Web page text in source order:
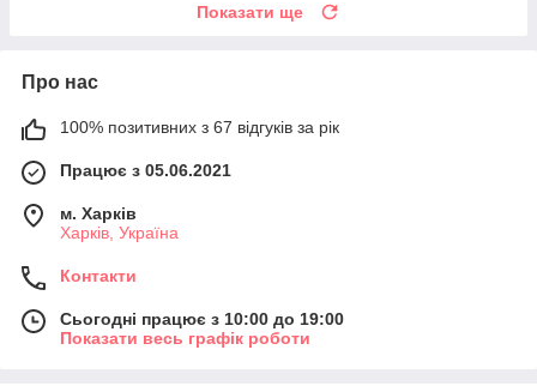
Показати ще
Про нас
100% позитивних з 67 відгуків за рік
Працює з 05.06.2021
м. Харків
Харків, Україна
Контакти
Сьогодні працює з 10:00 до 19:00
Показати весь графік роботи